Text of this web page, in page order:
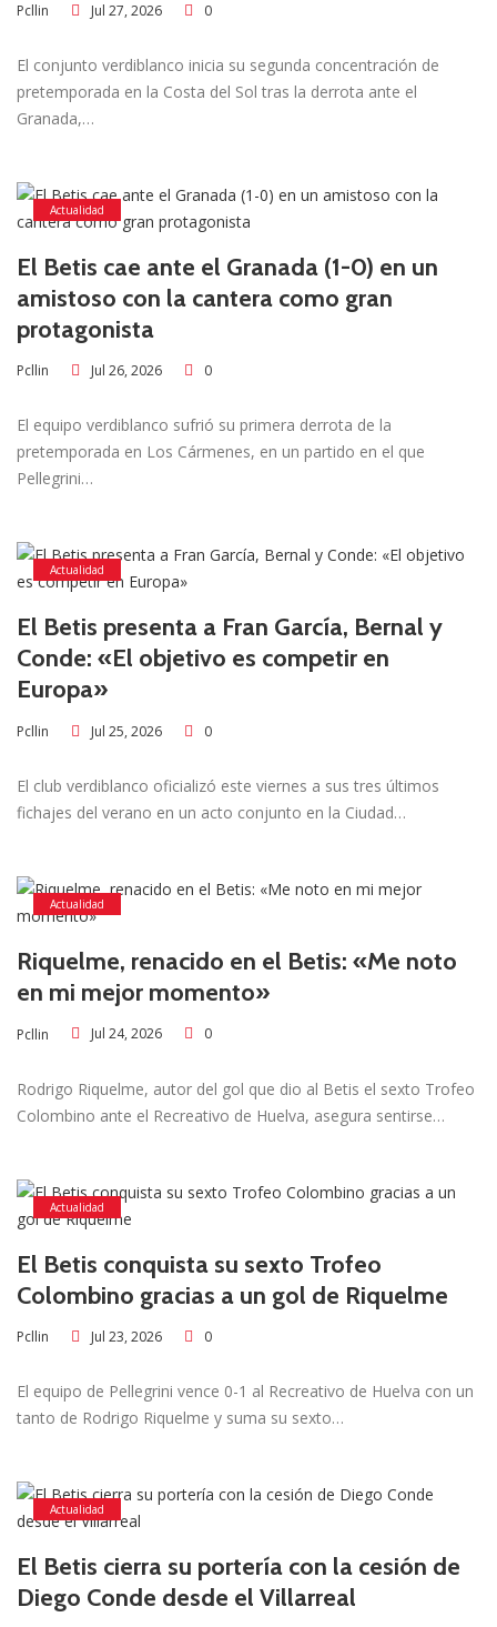
Pcllin Jul 27, 2026 0
El conjunto verdiblanco inicia su segunda concentración de
pretemporada en la Costa del Sol tras la derrota ante el
Granada,…
Actualidad
El Betis cae ante el Granada (1-0) en un
amistoso con la cantera como gran
protagonista
Pcllin Jul 26, 2026 0
El equipo verdiblanco sufrió su primera derrota de la
pretemporada en Los Cármenes, en un partido en el que
Pellegrini…
Actualidad
El Betis presenta a Fran García, Bernal y
Conde: «El objetivo es competir en
Europa»
Pcllin Jul 25, 2026 0
El club verdiblanco oficializó este viernes a sus tres últimos
fichajes del verano en un acto conjunto en la Ciudad…
Actualidad
Riquelme, renacido en el Betis: «Me noto
en mi mejor momento»
Pcllin Jul 24, 2026 0
Rodrigo Riquelme, autor del gol que dio al Betis el sexto Trofeo
Colombino ante el Recreativo de Huelva, asegura sentirse…
Actualidad
El Betis conquista su sexto Trofeo
Colombino gracias a un gol de Riquelme
Pcllin Jul 23, 2026 0
El equipo de Pellegrini vence 0-1 al Recreativo de Huelva con un
tanto de Rodrigo Riquelme y suma su sexto…
Actualidad
El Betis cierra su portería con la cesión de
Diego Conde desde el Villarreal